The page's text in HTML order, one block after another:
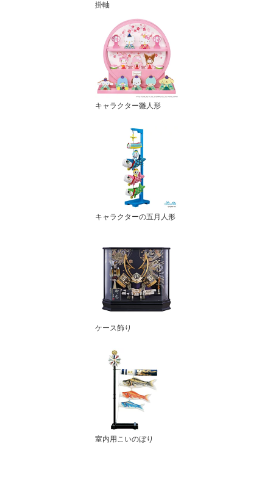
掛軸
キャラクター雛人形
キャラクターの五月人形
ケース飾り
室内用こいのぼり